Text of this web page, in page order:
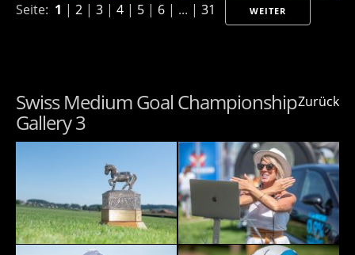
Seite: 1 | 2 | 3 | 4 | 5 | 6 | ... | 31 WEITER
Zurück
Swiss Medium Goal Championship
Gallery 3